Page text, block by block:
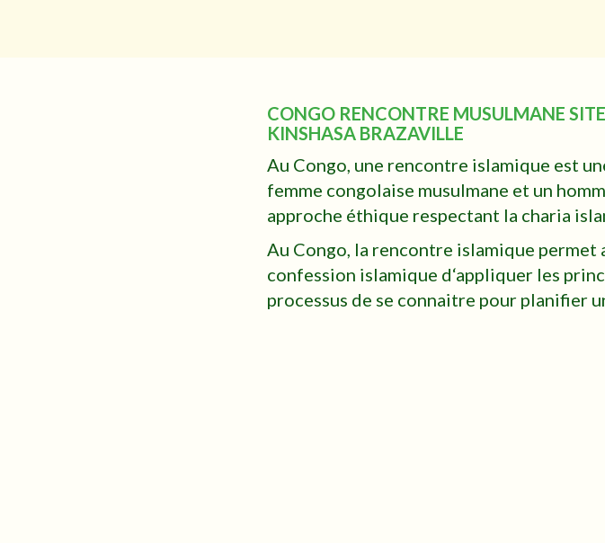
CONGO RENCONTRE MUSULMANE
KINSHASA BRAZAVILLE
Au Congo, une rencontre islamique est
femme congolaise musulmane et un
approche éthique respectant la charia
Au Congo, la rencontre islamique
confession islamique d‘appliquer les
processus de se connaitre pour planifier